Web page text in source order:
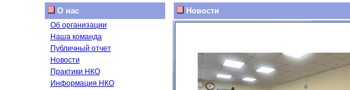
О нас
Об организации
Наша команда
Публичный отчет
Новости
Практики НКО
Информация НКО
Новости